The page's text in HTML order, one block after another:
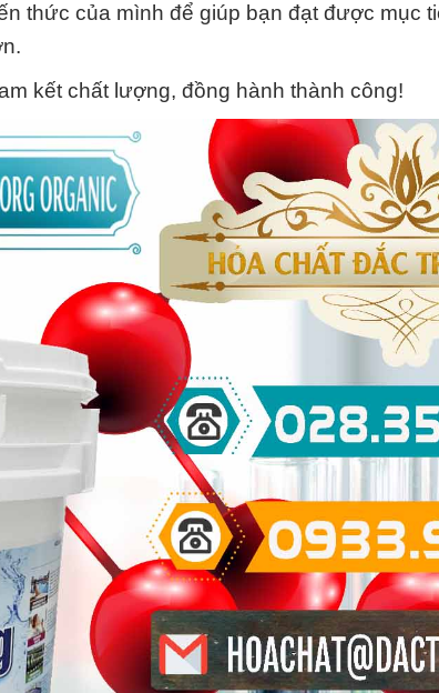
thức của mình để giúp bạn đạt được mục
kết chất lượng, đồng hành thành công!